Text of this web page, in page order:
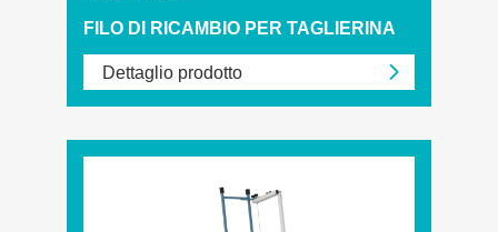
FILO DI RICAMBIO PER TAGLIERINA
Dettaglio prodotto